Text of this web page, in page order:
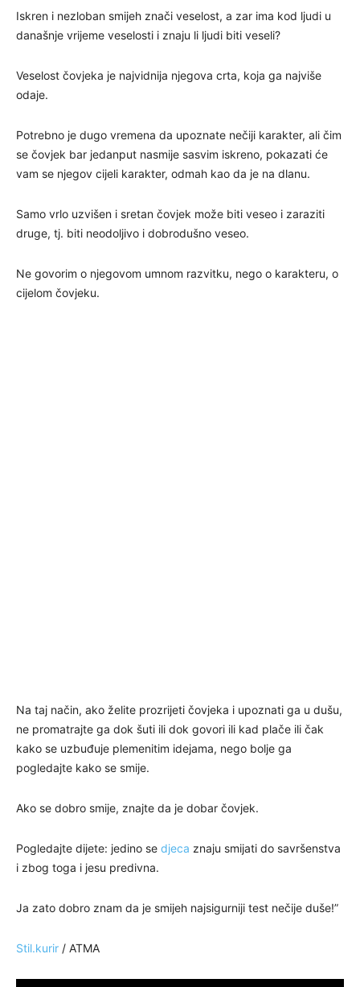
Iskren i nezloban smijeh znači veselost, a zar ima kod ljudi u
današnje vrijeme veselosti i znaju li ljudi biti veseli?
Veselost čovjeka je najvidnija njegova crta, koja ga najviše
odaje.
Potrebno je dugo vremena da upoznate nečiji karakter, ali čim
se čovjek bar jedanput nasmije sasvim iskreno, pokazati će
vam se njegov cijeli karakter, odmah kao da je na dlanu.
Samo vrlo uzvišen i sretan čovjek može biti veseo i zaraziti
druge, tj. biti neodoljivo i dobrodušno veseo.
Ne govorim o njegovom umnom razvitku, nego o karakteru, o
cijelom čovjeku.
Na taj način, ako želite prozrijeti čovjeka i upoznati ga u dušu,
ne promatrajte ga dok šuti ili dok govori ili kad plače ili čak
kako se uzbuđuje plemenitim idejama, nego bolje ga
pogledajte kako se smije.
Ako se dobro smije, znajte da je dobar čovjek.
Pogledajte dijete: jedino se djeca znaju smijati do savršenstva
i zbog toga i jesu predivna.
Ja zato dobro znam da je smijeh najsigurniji test nečije duše!”
Stil.kurir / ATMA